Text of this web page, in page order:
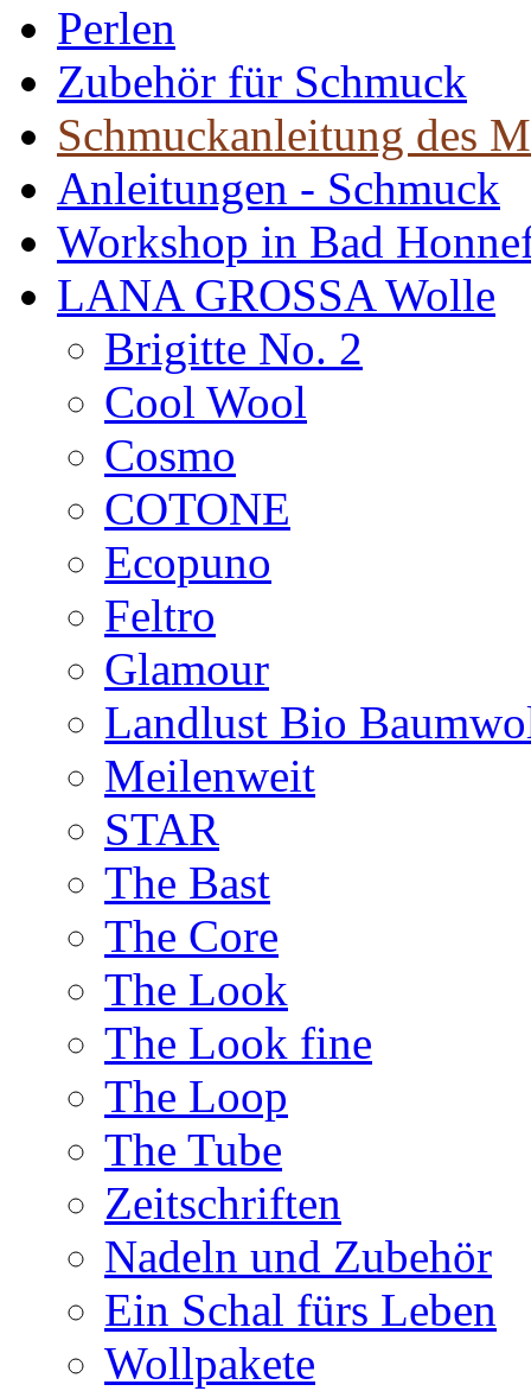
Perlen
Zubehör für Schmuck
Schmuckanleitung des
Anleitungen - Schmuck
Workshop in Bad
LANA GROSSA Wolle
Brigitte No. 2
Cool Wool
Cosmo
COTONE
Ecopuno
Feltro
Glamour
Landlust Bio
Meilenweit
STAR
The Bast
The Core
The Look
The Look fine
The Loop
The Tube
Zeitschriften
Nadeln und Zubehör
Ein Schal fürs Leben
Wollpakete